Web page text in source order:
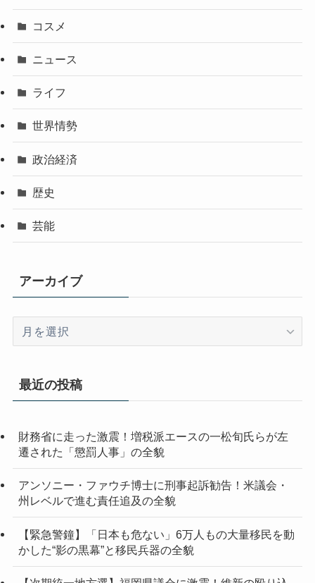
コスメ
ニュース
ライフ
世界情勢
政治経済
歴史
芸能
アーカイブ
イ
最近の投稿
財務省に走った激震！増税派エースの一松旬氏らが左
遷された「懲罰人事」の全貌
アンソニー・ファウチ博士に刑事起訴勧告！米議会・
州レベルで進む責任追及の全貌
【緊急警鐘】「日本も危ない」6万人もの大量移民を動
かした“影の黒幕”と移民兵器の全貌